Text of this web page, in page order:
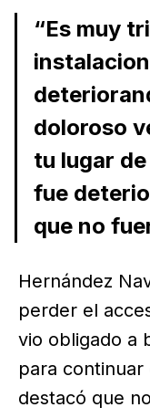
“Es muy
doloroso
tu lugar
fue
que no
Hernández
perder el
vio obligado a
para
destacó que